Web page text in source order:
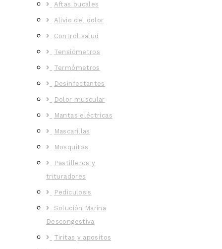
Aftas bucales
Alivio del dolor
Control salud
Tensiómetros
Termómetros
Desinfectantes
Dolor muscular
Mantas eléctricas
Mascarillas
Mosquitos
Pastilleros y
trituradores
Pediculosis
Solución Marina
Descongestiva
Tiritas y apositos